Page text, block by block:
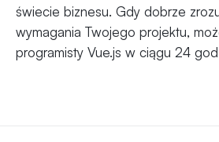
świecie biznesu. Gdy dobrze
wymagania Twojego projektu,
programisty Vue.js w ciągu 24